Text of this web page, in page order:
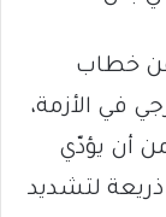
عن خطاب
في الأزمة،
أن يؤدّي
لتشديد